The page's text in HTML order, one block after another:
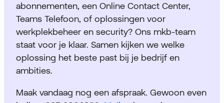
abonnementen, een Online Contact Center,
Teams Telefoon, of oplossingen voor
werkplekbeheer en security? Ons mkb-team
staat voor je klaar. Samen kijken we welke
oplossing het beste past bij je bedrijf en
ambities.
Maak vandaag nog een afspraak. Gewoon even